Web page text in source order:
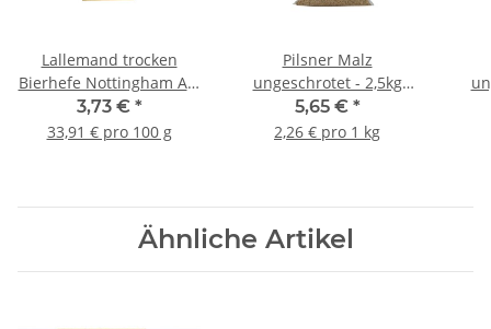
Lallemand trocken
Bierhefe Nottingham Ale
- 11g
3,73 € *
33,91 € pro 100 g
Pilsner Malz
ungeschrotet - 2,5kg
Beutel
5,65 € *
2,26 € pro 1 kg
Ähnliche Artikel